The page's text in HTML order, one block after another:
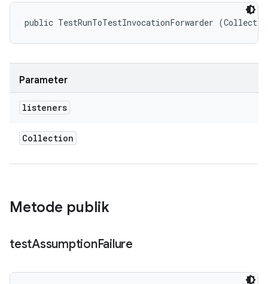
public TestRunToTestInvocationForwarder
Parameter
listeners
Collection
Metode publik
testAssumptionFailure